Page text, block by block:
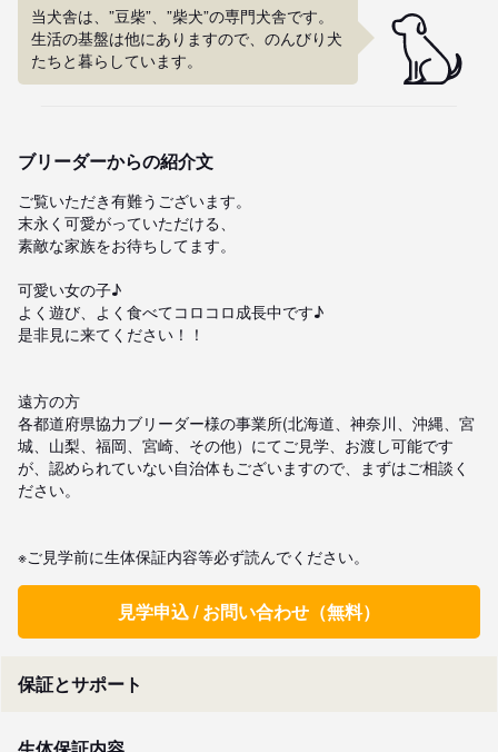
当犬舎は、”豆柴”、”柴犬”の専門犬舎です。
生活の基盤は他にありますので、のんびり犬
たちと暮らしています。
ブリーダーからの紹介文
ご覧いただき有難うございます。
末永く可愛がっていただける、
素敵な家族をお待ちしてます。
可愛い女の子♪
よく遊び、よく食べてコロコロ成長中です♪
是非見に来てください！！
遠方の方
各都道府県協力ブリーダー様の事業所(北海道、神奈川、沖縄、宮
城、山梨、福岡、宮崎、その他）にてご見学、お渡し可能です
が、認められていない自治体もございますので、まずはご相談く
ださい。
※ご見学前に生体保証内容等必ず読んでください。
見学申込 / お問い合わせ（無料）
保証とサポート